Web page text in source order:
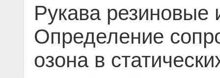
Рукава резиновые
Определение
озона в